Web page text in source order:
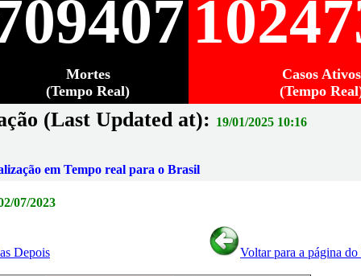
Mortes
(Tempo Real)
Casos Ativos
(Tempo
(Last Updated at): 19/01/2025 10:16
em Tempo real para o Brasil
07/2023
Depois Voltar para a página